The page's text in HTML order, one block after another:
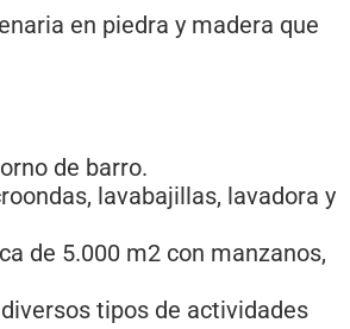
en piedra y madera que
de barro.
lavabajillas, lavadora y
de 5.000 m2 con manzanos,
tipos de actividades